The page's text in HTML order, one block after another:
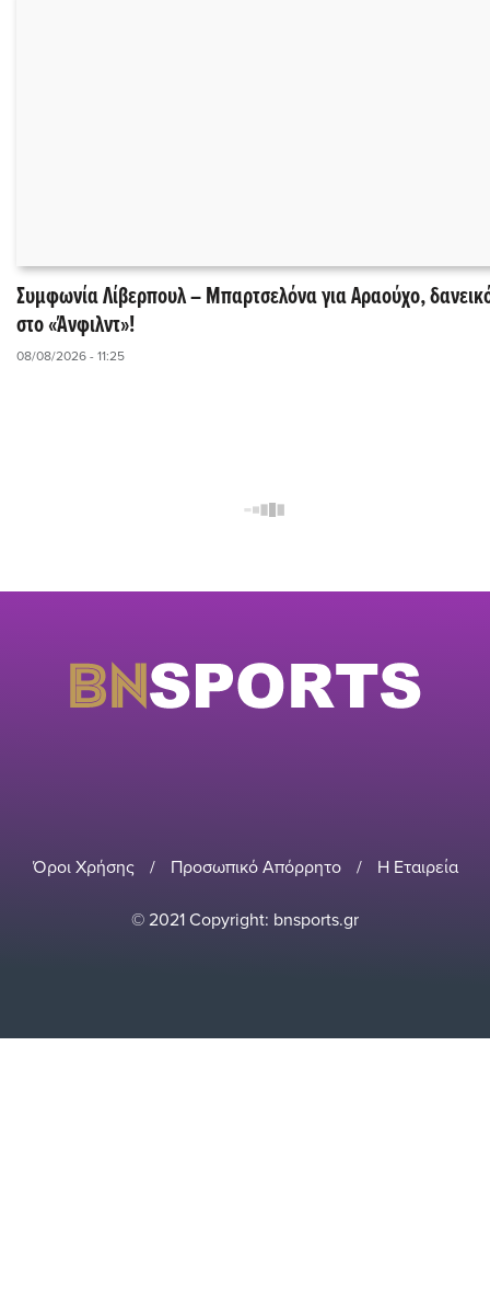
Συμφωνία Λίβερπουλ – Μπαρτσελόνα για Αραούχο,
στο «Άνφιλντ»!
08/08/2026 - 11:25
Όροι Χρήσης / Προσωπικό Απόρρητο / Η Εταιρεία
© 2021 Copyright: bnsports.gr